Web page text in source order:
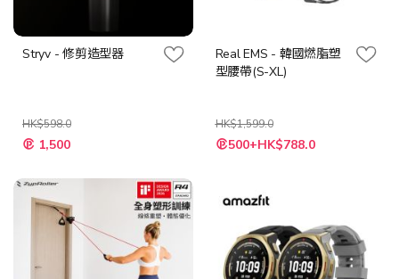
Stryv - 修剪造型器
HK$598.0
特
殊
格
1,500
Real EMS - 韓國燃脂塑
型腰帶(S-XL)
HK$1,599.0
500+HK$788.0